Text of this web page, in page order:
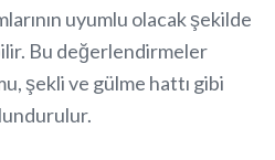
uyumlu olacak şekilde
Bu değerlendirmeler
şekli ve gülme hattı gibi